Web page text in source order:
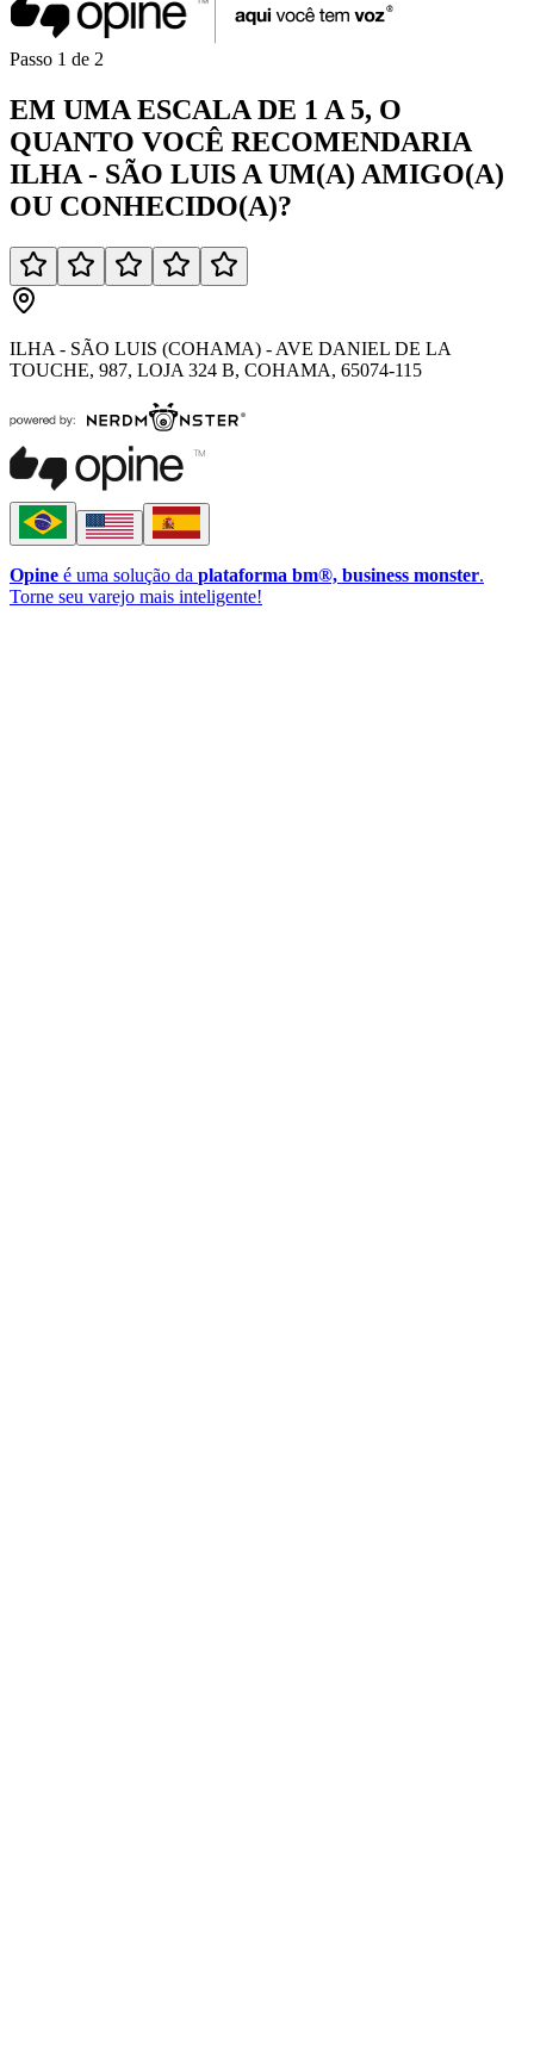
Passo 1 de 2
EM UMA ESCALA DE 1 A 5, O
QUANTO VOCÊ RECOMENDARIA
ILHA - SÃO LUIS A UM(A) AMIGO(A)
OU CONHECIDO(A)?
ILHA - SÃO LUIS (COHAMA) - AVE DANIEL DE LA
TOUCHE, 987, LOJA 324 B, COHAMA, 65074-115
Opine é uma solução da plataforma bm®, business monster.
Torne seu varejo mais inteligente!